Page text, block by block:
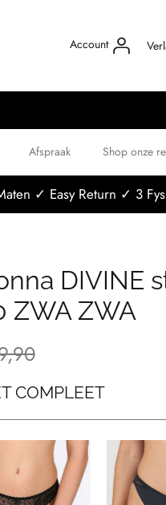
Account
Afspraak Shop onze
✓ Easy Return ✓ 3
DIVINE
ZWA ZWA
COMPLEET